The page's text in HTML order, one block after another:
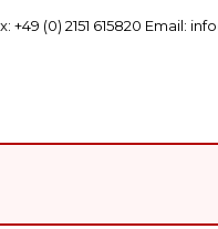
+49 (0) 2151 615820 Email: